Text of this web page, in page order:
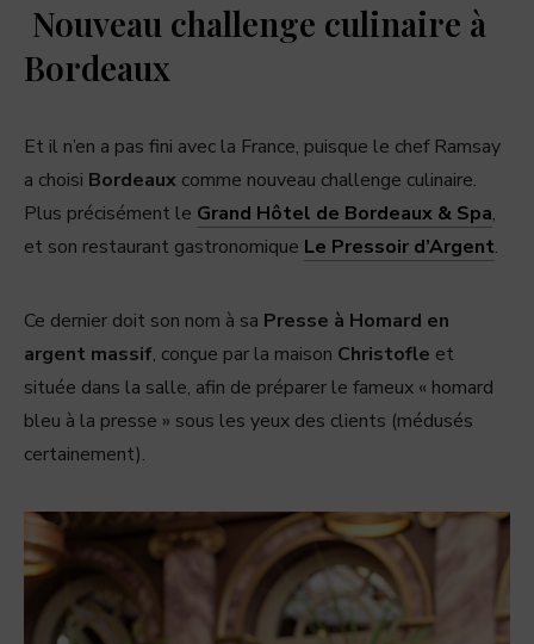
Nouveau challenge culinaire à
Bordeaux
Et il n’en a pas fini avec la France, puisque le chef Ramsay
a choisi Bordeaux comme nouveau challenge culinaire.
Plus précisément le Grand Hôtel de Bordeaux & Spa,
et son restaurant gastronomique Le Pressoir d’Argent.
Ce dernier doit son nom à sa Presse à Homard en
argent massif, conçue par la maison Christofle et
située dans la salle, afin de préparer le fameux « homard
bleu à la presse » sous les yeux des clients (médusés
certainement).